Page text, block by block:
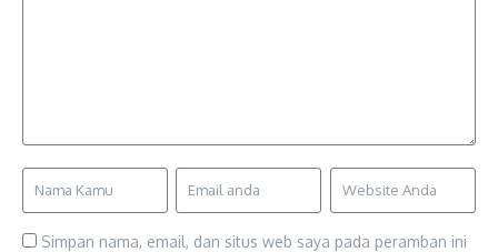
Simpan nama, email, dan situs web saya pada peramban ini